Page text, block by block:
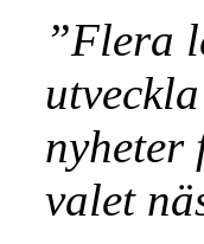
”Flera
nyheter
valet